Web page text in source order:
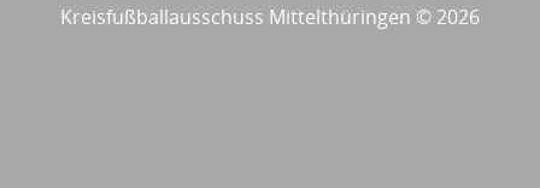
Kreisfußballausschuss Mittelthüringen © 2026